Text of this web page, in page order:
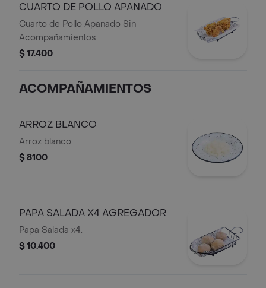
CUARTO DE POLLO APANADO
Cuarto de Pollo Apanado Sin
Acompañamientos.
$ 17.400
ACOMPAÑAMIENTOS
ARROZ BLANCO
Arroz blanco.
$ 8100
PAPA SALADA X4 AGREGADOR
Papa Salada x4.
$ 10.400